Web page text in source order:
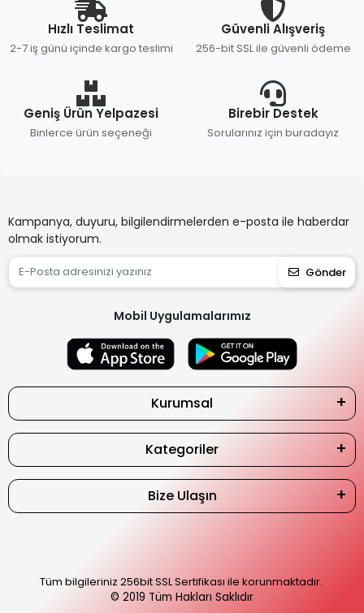
Hızlı Teslimat
2-7 iş günü içinde kargo teslimi
Güvenli Alışveriş
256-bit SSL ile güvenli ödeme
Geniş Ürün Yelpazesi
Binlerce ürün seçeneği
Birebir Destek
Sorularınız için buradayız
Kampanya, duyuru, bilgilendirmelerden e-posta ile haberdar
olmak istiyorum.
Gönder
Mobil Uygulamalarımız
Kurumsal
Kategoriler
Bize Ulaşın
Tüm bilgileriniz 256bit SSL Sertifikası ile korunmaktadır.
© 2019 Tüm Hakları Saklıdır